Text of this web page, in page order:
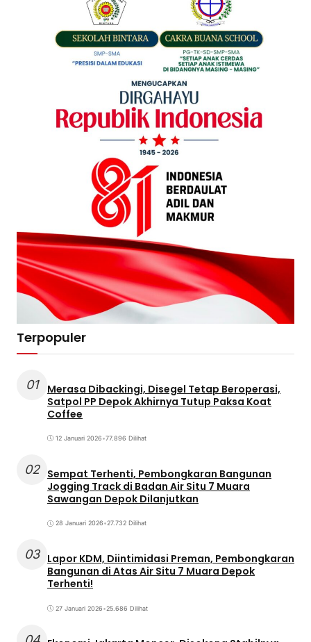
Terpopuler
01
Merasa Dibackingi, Disegel Tetap Beroperasi,
Satpol PP Depok Akhirnya Tutup Paksa Koat
Coffee
12 Januari 2026•77.896 Dilihat
02 Sempat Terhenti, Pembongkaran Bangunan
Jogging Track di Badan Air Situ 7 Muara
Sawangan Depok Dilanjutkan
28 Januari 2026•27.732 Dilihat
03 Lapor KDM, Diintimidasi Preman, Pembongkaran
Bangunan di Atas Air Situ 7 Muara Depok
Terhenti!
27 Januari 2026•25.686 Dilihat